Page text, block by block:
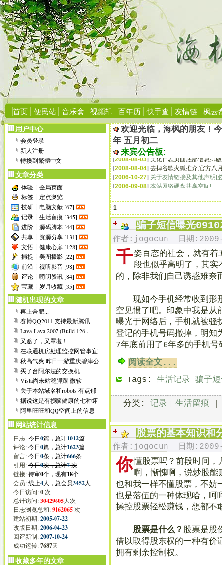
首页 便民站 音乐盒 视频辑 百年历 快手查 友情链 枫云
欢迎光临，海枫的朋友！
年 五月初二
来宾公告板:
[2006-10-27
关于友情链接及其他声明[
[2006-09-08
本站网络硬盘共享空间!
[2006-09-06]
手机Wap用户访问地址
[2006-09-06 ]转载本站文章请标明来源
[2006-07-03 ]成功升级程序至PJBlog2
[2006-04-23
受Blog垃圾信息骚扰,遂升
[2006-05-16 建议您使用IE6.0浏览器,显
2006-05-16
申请友情链接请点这里看
2006-05-16
2006-05-17
2006-05-17
[2006-05-17]欢迎大家加入本站交流群:
2006-06-17 ]增加世界杯在线播放平台:
[2006-07-15]第一次清理“垃圾”注册ID:
[2006-08-27]增加侧栏在线Flash播放器;
[2008-08-01 ]通知所有友链站点,更新本
[2008-08-03]美化日志页面底部信息排
[2008-08-04] 去掉谷歌火狐推介,官方八
[2006-10-27] 关于友情链接及其他声明[
[2006-09-08] 本站网络硬盘共享空间!
[2006-09-06] 手机Wap用户访问地址
[2006-07-03]成功升级程序至PJBlog2
[2006-05-16]建议您使用IE6.0浏览器,显
[2006-05-16]申请友情链接请点这里看
[2006-05-16]如未特别说明,本站所有内
2006-05-17]本站部分资源需要会员才
2006-05-17] 若您对本站有任何建议或
2006-05-17]欢迎大家加入本站交流群:
2006-06-17]增加世界杯在线播放平台:
2008-08-01]通知所有友链站点,更新本
2008-08-03] 美化日志页面底部信息排
2008-08-04]去掉谷歌火狐推介,官方八
1
骗子短信曝光
作者:jogocun 日期
千姿百态的社会，就有着
段也似乎高明了，其实
的，除非我们自己诱惑难奈
现如今手机经常收到形形
空见惯了吧。印象中我是从
曝光于网络后，手机就被骚
登记的手机号码撤掉，明知
7年底前用了6年多的手机
阅读全文...
Tags:生活记录 骗子
分类: 记录┊生活留痕
股票的基本知识和
作者:jogocun 日期
你懂股票吗？前段时间，
啊，惭愧啊，说炒股能
也和我一样不懂股票，不妨
也是落伍的一种体现哈，呵
操控股票轻松赚钱，想都不
股票是什么？ 股票是股
借以取得股东权的一种有价
拥有剩余控制权。
用户中心
会员登录
新人注册
轉換到繁體中文
文章分类
体验┊全局页面
标签┊定点浏览
技研┊电脑文献 [67]
记录┊生活留痕 [345]
进阶┊源码脚本 [44]
共享┊资源分享 [131]
文悟┊健康心扉 [128]
捕捉┊美图摄影 [22]
前沿┊视听影音 [98]
评论┊唠叨资讯 [84]
宝藏┊岁月收藏 [35]
随机出现的文章
再上合肥...
赛博QQ2011 支持最新腾讯
QQ2011beta...
Lava-Lava 2007 (Build 126...
又赔了，又罩啦！
在联通机房处理监控网管事宜
～
秋高气爽 昨日一游重庆碧津公
园之碧津湖
买了台阿尔法的交换机
Vista尚未站稳脚跟 微软
Windows 7又至...
关于本站域名和robots 有点郁
闷
据说这是有损脑健康的七种坏
习惯
阿里旺旺和QQ空间上的信息
诈骗
网站统计信息
日志:今日0篇，总计1012篇
评论:今日0篇，总计1623篇
留言:今日0条，总计666条
引用:今日0次，总计7次
链接:待审0个，现有18个
会员:线上4人，总会员3452人
今日访问:0 次
总计访问:30429605人次
日志浏览总和:9162065 次
建站初期:2005-07-22
改版日期:2006-04-23
回评新制:2007-10-24
成功运转:7687天
收藏多年的文章